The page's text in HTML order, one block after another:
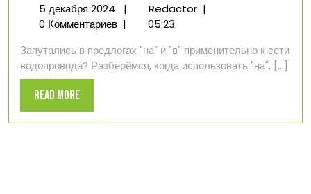
5 декабря 20245
декабря
| RedactorНа
или
в
|
0 Комментариев |
05:23
Запутались в предлогах "на" и "в" применительно к сети
водопровода? Разберёмся, когда использовать "на", [...]
Read MoreRead
More